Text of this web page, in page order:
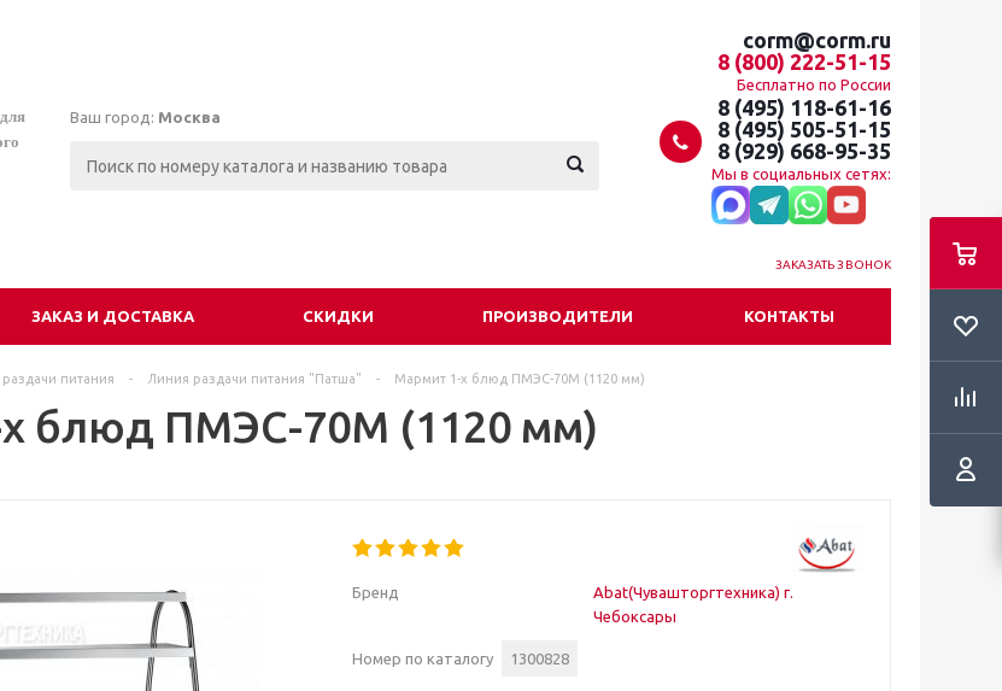
Ваш город: Москва
corm@corm.ru
8 (800) 222-51-15
Бесплатно по России
8 (495) 118-61-16
8 (495) 505-51-15
8 (929) 668-95-35
Мы в социальных сетях:
ЗАКАЗАТЬ ЗВОНОК
ЗАКАЗ И ДОСТАВКА СКИДКИ ПРОИЗВОДИТЕЛИ КОНТАКТЫ
питания - Линия раздачи питания "Патша" - Мармит 1-х блюд ПМЭС-70М (1120 мм)
блюд ПМЭС-70М (1120 мм)
Бренд
Abat(Чувашторгтехника) г.
Чебоксары
Номер по каталогу 1300828